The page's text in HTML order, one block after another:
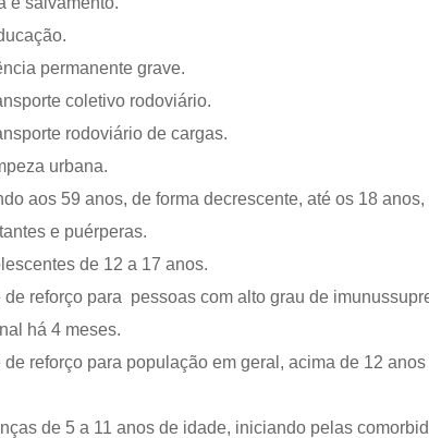
permanente grave.
coletivo rodoviário.
rodoviário de cargas.
urbana.
aos 59 anos, de forma decrescente, até os 18
e puérperas.
de 12 a 17 anos.
de reforço para pessoas com alto grau de
há 4 meses.
reforço para população em geral, acima de 12
de 5 a 11 anos de idade, iniciando pelas